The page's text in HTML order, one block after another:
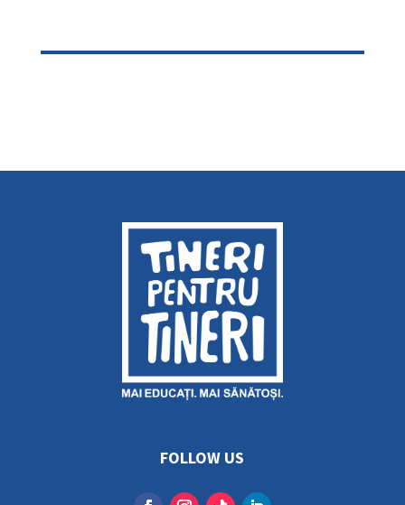
FOLLOW US